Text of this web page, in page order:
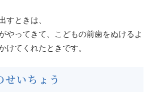
すときは、
やってきて、こどもの前歯をぬけるよ
けてくれたときです。
せいちょう